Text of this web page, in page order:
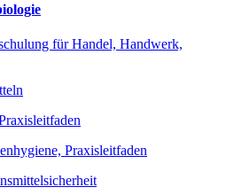
für Handel, Handwerk,
Praxisleitfaden